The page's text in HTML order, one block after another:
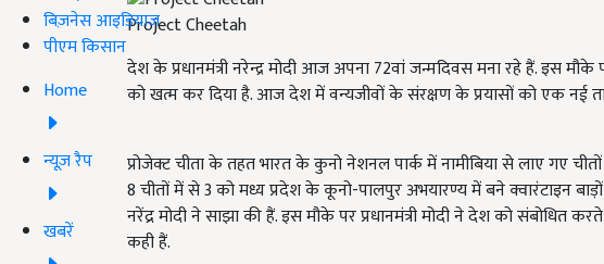
बिज़नेस आइडियाज
पीएम किसान
Home
न्यूज़ रैप
खबरें
Project Cheetah
देश के प्रधानमंत्री नरेन्द्र मोदी आज अपना 72वां जन्मदिवस मना रहे हैं. इस
को खत्म कर दिया है. आज देश में वन्यजीवों के संरक्षण के प्रयासों को एक नई
प्रोजेक्ट चीता के तहत भारत के कुनो नेशनल पार्क में नामीबिया से लाए गए
8 चीतों में से 3 को मध्य प्रदेश के कूनो-पालपुर अभयारण्य में बने क्वारंटाइन बाड़ों
नरेंद्र मोदी ने साझा की हैं. इस मौके पर प्रधानमंत्री मोदी ने देश को संबोधित
कही हैं.